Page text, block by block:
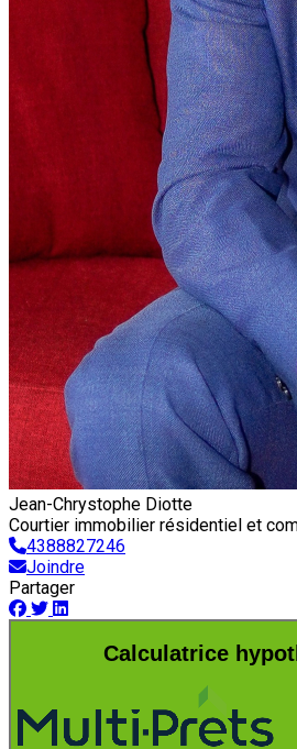
Jean-Chrystophe Diotte
Courtier immobilier résidentiel et
4388827246
Joindre
Partager
Calculatrice